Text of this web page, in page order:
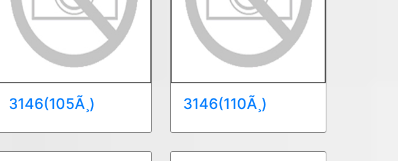
3146(105Ã¸) 3146(110Ã¸)